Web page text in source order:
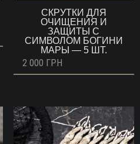
СКРУТКИ ДЛЯ
ОЧИЩЕНИЯ И
ЗАЩИТЫ С
СИМВОЛОМ БОГИНИ
МАРЫ — 5 ШТ.
2 000 ГРН